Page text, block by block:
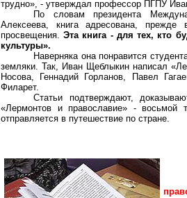
трудно», - утверждал профессор ПГПУ
По словампрезидента
Алексеева, книга адресована, прежде
просвещения.Эта книга - для тех, кто
культуры».
Наверняка она понравится
земляки. Так, Иван Щеблыкиннаписал
Носова, Геннадий
Горланов, Павел
Филарет.
Статьи подтверждают,
«Лермонтов и православие» -
отправляется в путешествие по стране.